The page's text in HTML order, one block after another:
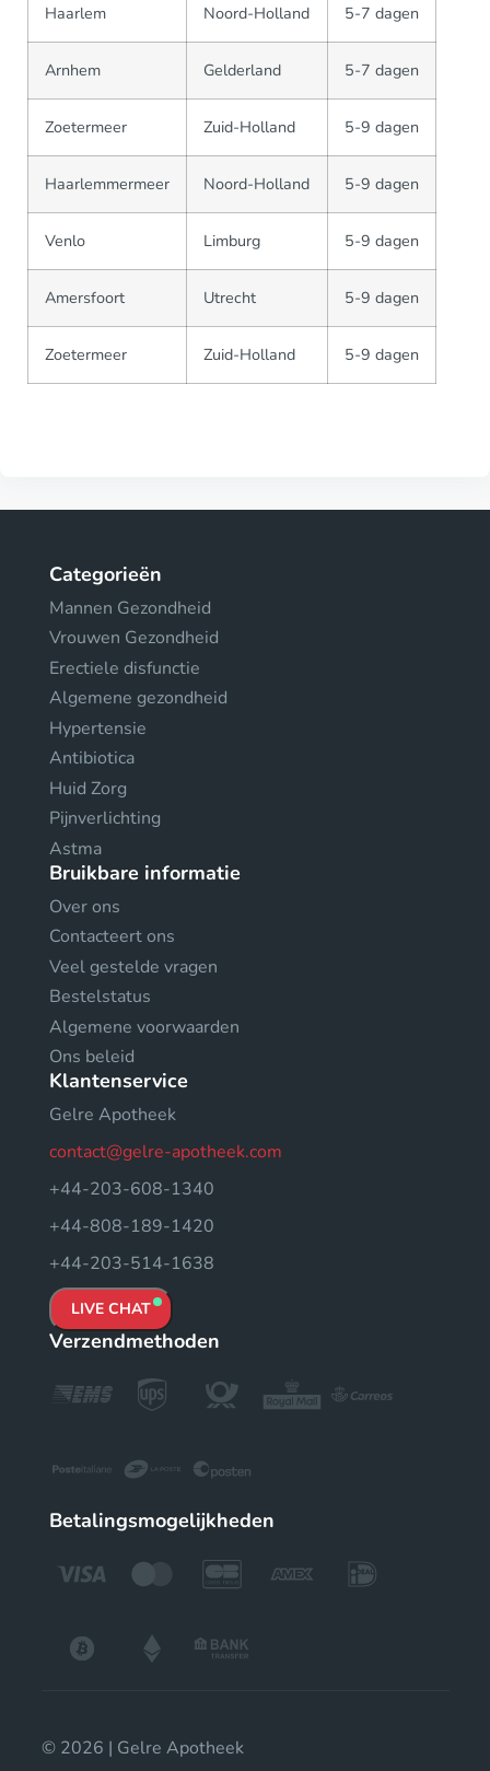
Haarlem Noord-Holland 5-7 dagen
Arnhem Gelderland 5-7 dagen
Zoetermeer Zuid-Holland 5-9 dagen
Haarlemmermeer Noord-Holland 5-9 dagen
Venlo Limburg 5-9 dagen
Amersfoort Utrecht 5-9 dagen
Zoetermeer Zuid-Holland 5-9 dagen
Categorieën
Mannen Gezondheid
Vrouwen Gezondheid
Erectiele disfunctie
Algemene gezondheid
Hypertensie
Antibiotica
Huid Zorg
Pijnverlichting
Astma
Bruikbare informatie
Over ons
Contacteert ons
Veel gestelde vragen
Bestelstatus
Algemene voorwaarden
Ons beleid
Klantenservice
Gelre Apotheek
contact@gelre-apotheek.com
+44-203-608-1340
+44-808-189-1420
+44-203-514-1638
LIVE CHAT
Verzendmethoden
Betalingsmogelijkheden
© 2026 | Gelre Apotheek